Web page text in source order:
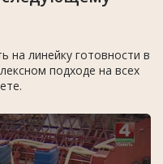
на линейку готовности в
подходе на всех